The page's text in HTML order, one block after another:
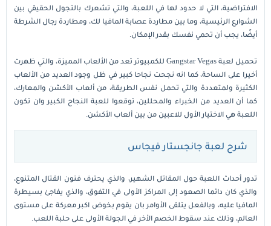
الافتراضية، التي لا حدود لها في اللعبة، والتي تشعرك بالتجول الحقيقي بين
الشوارع الرئيسية، وما بين مطاردة عصابة المافيا لك، ومطاردة رجال الشرطة
أيضًا، يجب أن تحمي نفسك بقدر الإمكان.
تحميل لعبة Gangstar Vegas للكمبيوتر تعد من الألعاب المميزة، والتي ظهرت
أخيرا على الساحة، كما انه نجحت نجاحا كبير في ظل وجود العديد من الألعاب
الكثيرة ولمتعددة والتي تحمل نفس الطريقة، من ألعاب الأكشن والمعارك،
كما أن العديد من الخبراء والمحللين، توقعوا للعبة النجاح الكبير وان تكون
اللعبة هي الاختيار الأول للاعبين من بين ألعاب الأكشن.
شرح لعبة جانجستار فيجاس
تدور أحداث اللعبة حول المقاتل الشهير، والذي يحترف فنون القتال المتنوع،
والذي كان دائما الصعود إلى المراكز الأولى في التفوق، والذي يفاجئ بسيطرة
المافيا عليه، وبالفعل يتلقى الأوامر بان يقوم بخوض اكبر معركة على مستوى
العالم، وذلك عند سقوط الخصم الأخر في الجولة الأولى على حلبة اللعب.